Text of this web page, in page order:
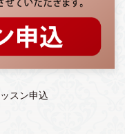
スン申込